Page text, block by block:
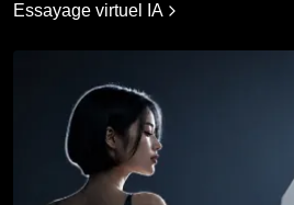
Essayage virtuel IA